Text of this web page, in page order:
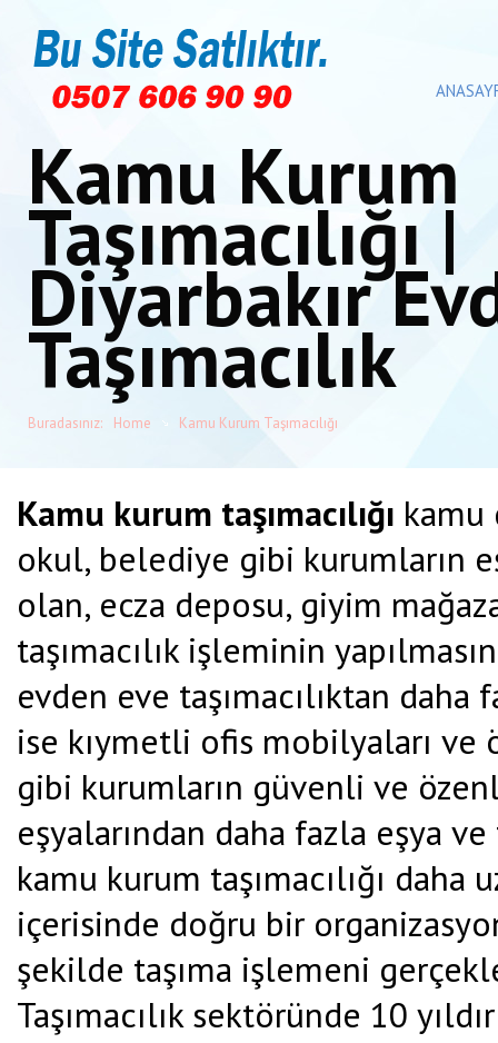
Kamu Kurum
Taşımacılığı |
Diyarbakır
Taşımacılık
Buradasınız: Home Kamu Kurum Taşımacılığı
Kamu kurum taşımacılığı kamu
okul, belediye gibi kurumların
olan, ecza deposu, giyim
taşımacılık işleminin
evden eve taşımacılıktan
ise kıymetli ofis mobilyaları ve
gibi kurumların güvenli ve
eşyalarından daha fazla eşya
kamu kurum taşımacılığı
içerisinde doğru bir
şekilde taşıma işlemeni
Taşımacılık sektöründe 10